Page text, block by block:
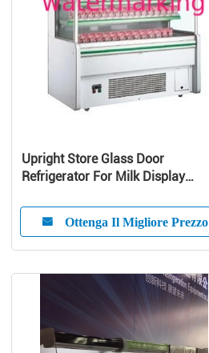
Upright Store Glass Door
Refrigerator For Milk Display
Ottenga Il Migliore Prezzo